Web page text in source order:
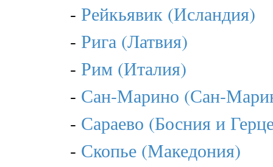
- Рейкьявик (Исландия)
- Рига (Латвия)
- Рим (Италия)
- Сан-Марино (Сан-
- Сараево (Босния и
- Скопье (Македония)